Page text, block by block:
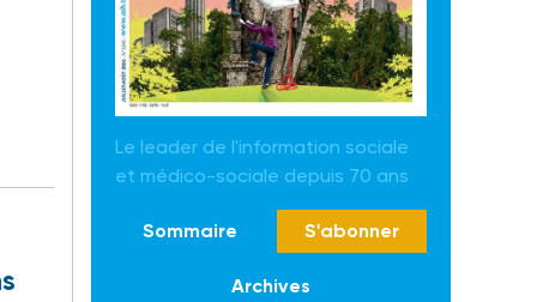
Le leader de l'information sociale
et médico-sociale depuis 70 ans
Sommaire S'abonner
Archives